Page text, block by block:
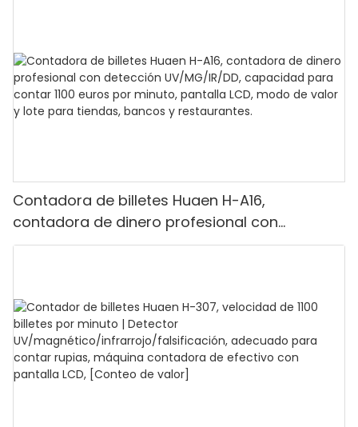
Contadora de billetes Huaen H-A16,
contadora de dinero profesional con
detección UV/MG/IR/DD, capacidad para
restaurantes.